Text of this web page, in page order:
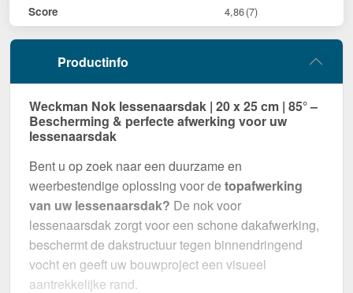
Score 4,86(7)
Productinfo
Weckman Nok lessenaarsdak | 20 x 25 cm | 85° –
Bescherming & perfecte afwerking voor uw
lessenaarsdak
Bent u op zoek naar een duurzame en
weerbestendige oplossing voor detopafwerking
van uw lessenaarsdak? De nok voor
lessenaarsdak zorgt voor een schone dakafwerking,
beschermt de dakstructuur tegen binnendringend
vocht en geeft uw bouwproject een visueel
aantrekkelijke rand.